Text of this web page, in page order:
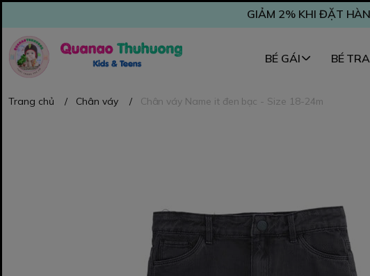
GIẢM 2% KHI ĐẶT
BÉ GÁI BÉ
Trang chủ / Chân váy / Chân váy Name it đen bạc - Size 18-24m